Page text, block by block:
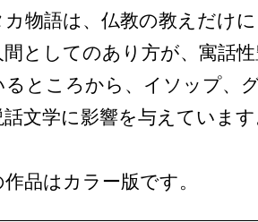
カ物語は、仏教の教えだけ
間としてのあり方が、寓話
るところから、イソップ、
話文学に影響を与えていま
品はカラー版です。